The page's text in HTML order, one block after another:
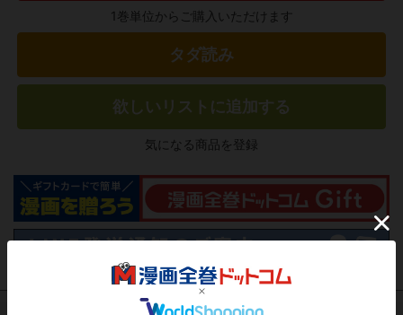
1巻単位からご購入いただけます
タダ読み
欲しいリストに追加する
気になる商品を登録
（関連商品を含む）